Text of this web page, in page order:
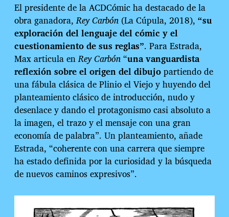
El presidente de la ACDCómic ha destacado de la
obra ganadora,Rey Carbón (La Cúpula, 2018), “su
exploración del lenguaje del cómic y el
cuestionamiento de sus reglas”. Para Estrada,
Max articula enRey Carbón“una vanguardista
reflexión sobre el origen del dibujopartiendo de
una fábula clásica de Plinio el Viejo y huyendo del
planteamiento clásico de introducción, nudo y
desenlace y dando el protagonismo casi absoluto a
la imagen, el trazo y el mensaje con una gran
economía de palabra”. Un planteamiento, añade
Estrada, “coherente con una carrera que siempre
ha estado definida por la curiosidad y la búsqueda
de nuevos caminos expresivos”.